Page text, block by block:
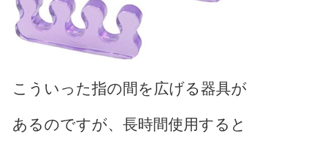
こういった指の間を広げる器具が
あるのですが、長時間使用すると